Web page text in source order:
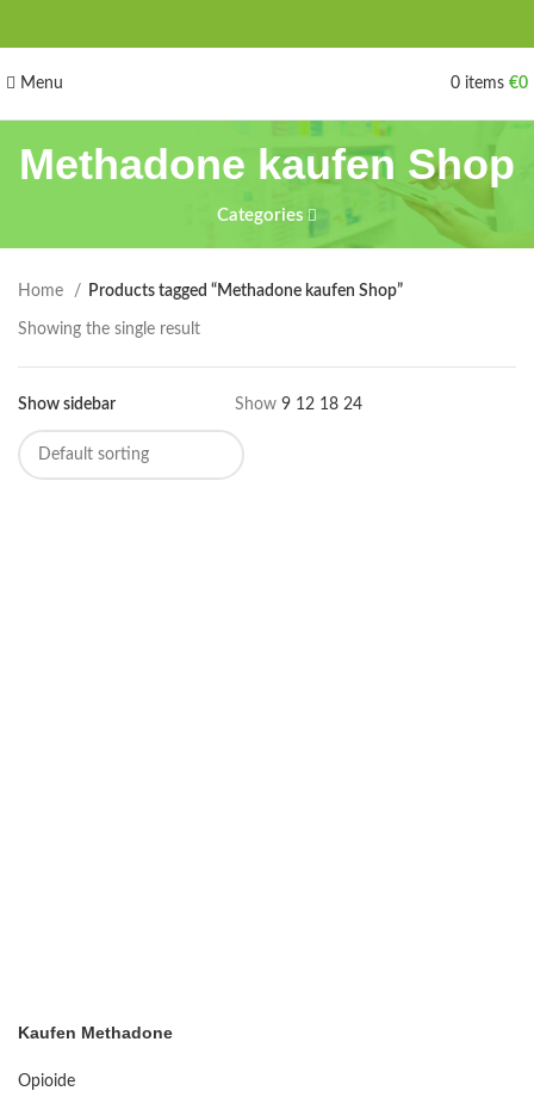
Menu 0 items €0
Methadone kaufen Shop
Categories
Home Products tagged “Methadone kaufen Shop”
Showing the single result
Show sidebar Show 9 12 18 24
Kaufen Methadone
Opioide